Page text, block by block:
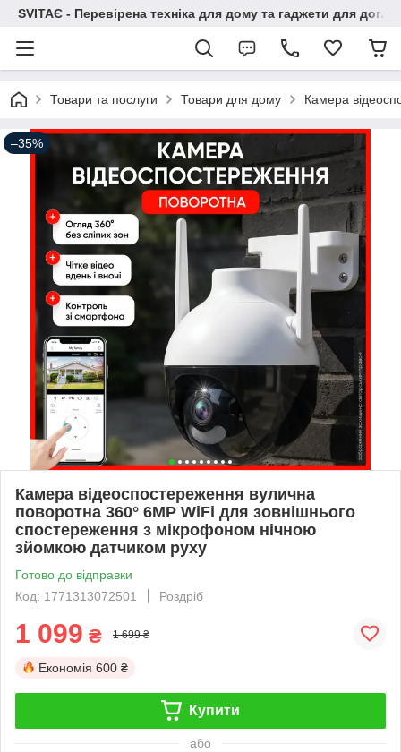
SVITAЄ - Перевірена техніка для дому та гаджети для
Товари та послуги Товари для дому Камера
–35%
Камера відеоспостереження вулична
поворотна 360° 6MP WiFi для зовнішнього
спостереження з мікрофоном нічною
зйомкою датчиком руху
Готово до відправки
Код: 1771313072501
Роздріб
1 099 ₴ 1 699 ₴
Економія 600 ₴
Купити
або